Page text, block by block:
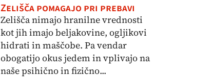
Zelišča pomagajo pri prebavi
Zelišča nimajo hranilne vrednosti
kot jih imajo beljakovine, ogljikovi
hidrati in maščobe. Pa vendar
obogatijo okus jedem in vplivajo na
naše psihično in fizično...